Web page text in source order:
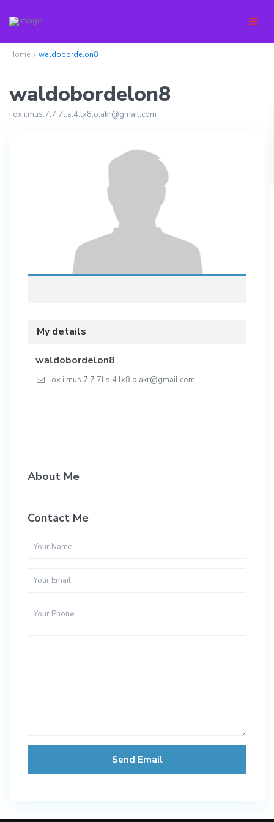
Home waldobordelon8
waldobordelon8
| ox.i.mus.7.7.7l.s.4.lx8.o.akr@gmail.com
My details
waldobordelon8
ox.i.mus.7.7.7l.s.4.lx8.o.akr@gmail.com
About Me
Contact Me